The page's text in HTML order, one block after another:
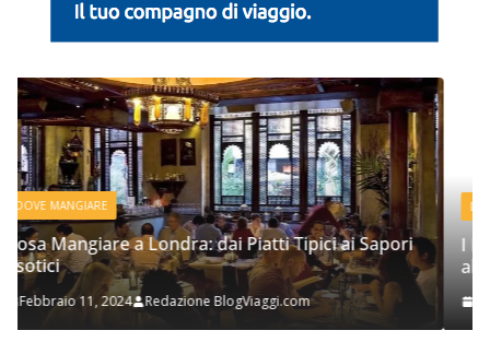
DOVE MANGIARE
I Migliori Ristoranti di Amsterdam: dai Piatti Tipici
alle Fusioni Gourmet
Febbraio 4, 2024 Redazione BlogViaggi.com